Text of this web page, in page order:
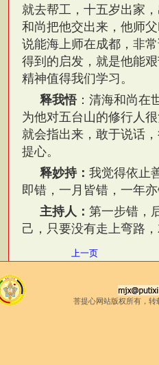
就去帮工，十五岁出家
和尚把他交出来，他师
说能海上师在成都，非
得到的启发，就是他能
精神值得我们学习。
释我悟：清海和尚在
为他对五台山的修行人
就会指出来，敢于说话
提心。
释妙持： 我觉得依止
即错，一月皆错，一年
主持人： 第一步错，
己，只要没有走上弯路
上一页
菩提心网站版权所有，